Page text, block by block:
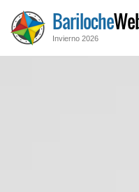
Bariloche
Invierno 2026